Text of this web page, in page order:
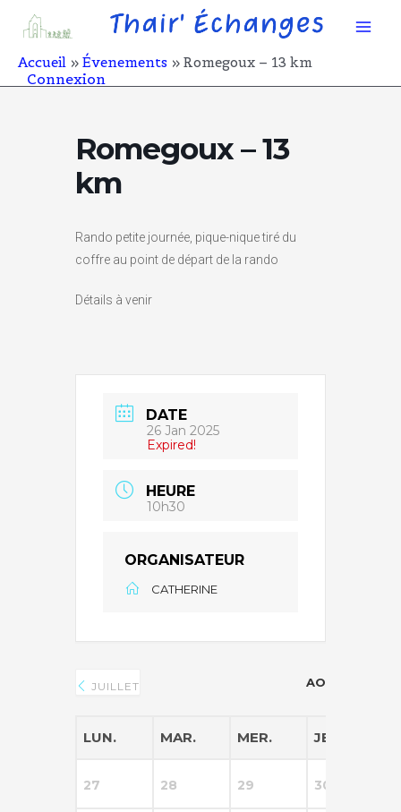
contenu
Accueil Évenements Romegoux – 13 km
Connexion
Romegoux – 13
km
Rando petite journée, pique-nique tiré du
coffre au point de départ de la rando
Détails à venir
DATE
26 Jan 2025
Expired!
HEURE
10h30
ORGANISATEUR
CATHERINE
JUILLET AOÛT 2026
LUN. MAR. MER. JEU.
27 28 29 30